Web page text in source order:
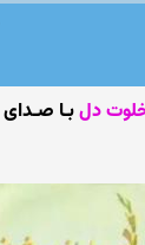
دلبـا صـدای